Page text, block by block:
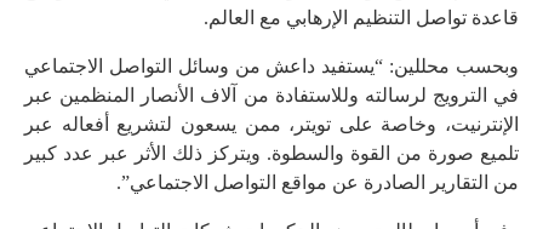
قاعدة تواصل التنظيم الإرهابي مع العالم.
وبحسب محللين: “يستفيد داعش من وسائل التواصل الاجتماعي
في الترويج لرسالته وللاستفادة من آلاف الأنصار المنظمين عبر
الإنترنيت، وخاصة على تويتر، ممن يسعون لتشريع أفعاله عبر
تلميع صورة من القوة والسطوة. ويتركز ذلك الأثر عبر عدد كبير
من التقارير الصادرة عن مواقع التواصل الاجتماعي”.